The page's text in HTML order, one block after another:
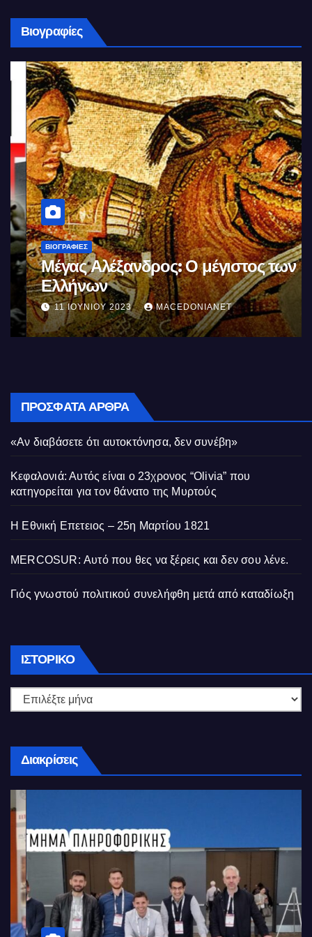
Βιογραφίες
ΒΙΟΓΡΑΦΊΕΣ
Μέγας Αλέξανδρος: Ο μέγιστος των
Ελλήνων
11 ΙΟΥΝΊΟΥ 2023 MACEDONIANET
ΠΡΌΣΦΑΤΑ ΆΡΘΡΑ
«Αν διαβάσετε ότι αυτοκτόνησα, δεν συνέβη»
Κεφαλονιά: Αυτός είναι ο 23χρονος “Olivia” που
κατηγορείται για τον θάνατο της Μυρτούς
Η Εθνική Επετειος – 25η Μαρτίου 1821
MERCOSUR: Αυτό που θες να ξέρεις και δεν σου λένε.
Γιός γνωστού πολιτικού συνελήφθη μετά από καταδίωξη
ΙΣΤΟΡΙΚΌ Ιστορικό
Διακρίσεις